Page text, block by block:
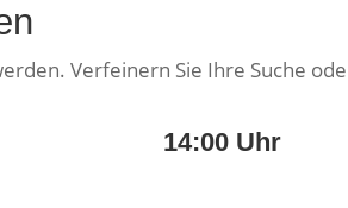
Verfeinern Sie Ihre Suche
14:00 Uhr